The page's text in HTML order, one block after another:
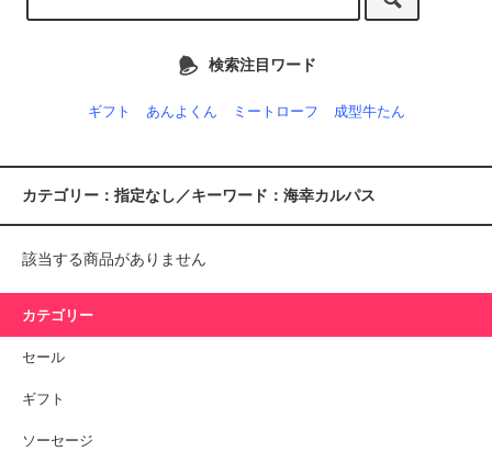
検索注目ワード
ギフト あんよくん ミートローフ 成型牛たん
カテゴリー：指定なし／キーワード：海幸カルパス
該当する商品がありません
カテゴリー
セール
ギフト
ソーセージ